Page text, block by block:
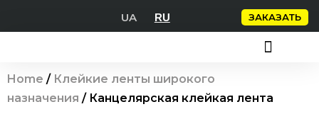
к
UA RU ЗАКАЗАТЬ
Home / Клейкие ленты широкого
назначения / Канцелярская клейкая лента